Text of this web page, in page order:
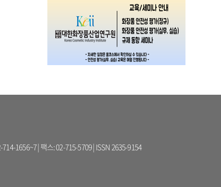
1656~7 | 팩스: 02-715-5709 | ISSN 2635-9154